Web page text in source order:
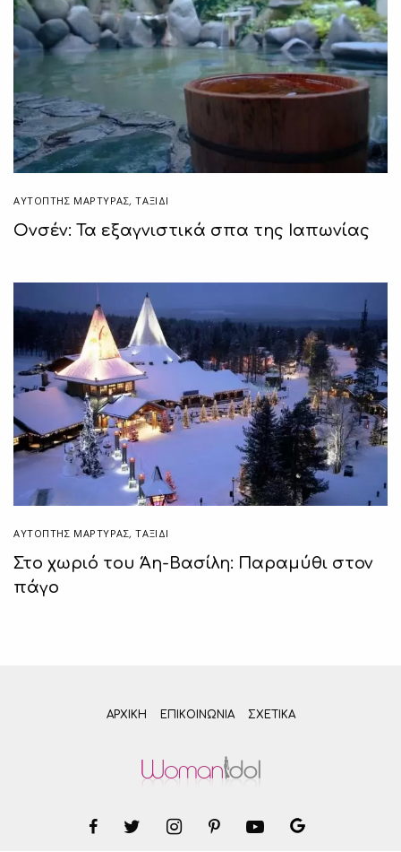
ΑΥΤΌΠΤΗΣ ΜΆΡΤΥΡΑΣ,ΤΑΞΙΔΙ
Ονσέν: Τα εξαγνιστικά σπα της Ιαπωνίας
ΑΥΤΌΠΤΗΣ ΜΆΡΤΥΡΑΣ,ΤΑΞΙΔΙ
Στο χωριό του Άη-Βασίλη: Παραμύθι στον
πάγο
ΑΡΧΙΚΗ ΕΠΙΚΟΙΝΩΝΊΑ ΣΧΕΤΙΚΆ